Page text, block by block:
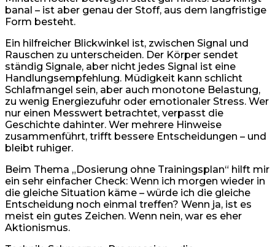
banal – ist aber genau der Stoff, aus dem langfristige
Form besteht.
Ein hilfreicher Blickwinkel ist, zwischen Signal und
Rauschen zu unterscheiden. Der Körper sendet
ständig Signale, aber nicht jedes Signal ist eine
Handlungsempfehlung. Müdigkeit kann schlicht
Schlafmangel sein, aber auch monotone Belastung,
zu wenig Energiezufuhr oder emotionaler Stress. Wer
nur einen Messwert betrachtet, verpasst die
Geschichte dahinter. Wer mehrere Hinweise
zusammenführt, trifft bessere Entscheidungen – und
bleibt ruhiger.
Beim Thema „Dosierung ohne Trainingsplan“ hilft mir
ein sehr einfacher Check: Wenn ich morgen wieder in
die gleiche Situation käme – würde ich die gleiche
Entscheidung noch einmal treffen? Wenn ja, ist es
meist ein gutes Zeichen. Wenn nein, war es eher
Aktionismus.